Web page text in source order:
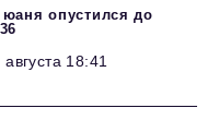
юаня опустился до
августа 18:41